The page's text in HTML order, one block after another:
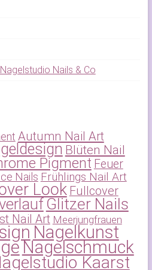
Nails & Co
Autumn Nail Art
Blüten Nail
Pigment Feuer
Nails Frühlings Nail Art
Look Fullcover
Glitzer Nails
Nail Art Meerjungfrauen
Nagelkunst
Nagelschmuck
Kaarst